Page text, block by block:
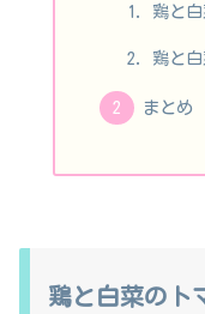
鶏と
鶏と
まとめ
鶏と白菜のト